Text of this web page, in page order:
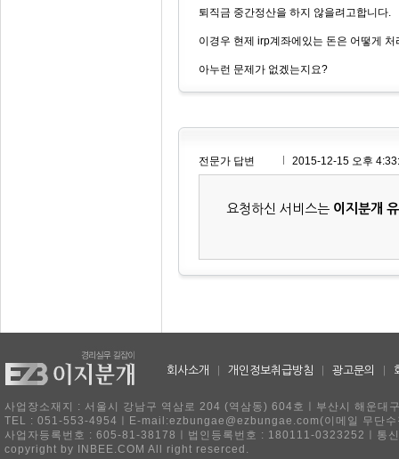
퇴직금 중간정산을 하지 않을려고합니다.
이경우 현제 irp계좌에있는 돈은 어떻게
아누런 문제가 없겠는지요?
전문가 답변 2015-12-15 오후
요청하신 서비스는 이지분개
회사소개 개인정보취급방침 광고문의
사업장소재지 : 서울시 강남구 역삼로 204 (역삼동) 604호ㅣ부산시 해운
TEL : 051-553-4954ㅣE-mail:ezbungae@ezbungae.com(이메일 무단수
사업자등록번호 : 605-81-38178ㅣ법인등록번호 : 180111-0323252ㅣ통
copyright by INBEE.COM All right reserced.